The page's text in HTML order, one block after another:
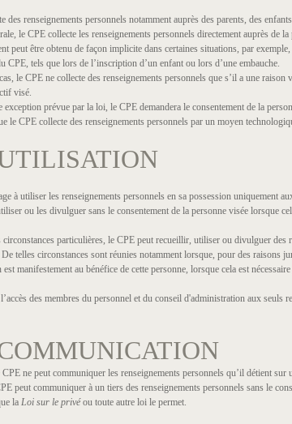
des renseignements personnels notamment auprès des parents, des
le CPE collecte les renseignements personnels directement auprès de
peut être obtenu de façon implicite dans certaines situations, par
CPE, tels que lors de l’inscription d’un enfant ou lors d’une embauche.
le CPE ne collecte des renseignements personnels que s’il a une
visé.
exception prévue par la loi, le CPE demandera le consentement de la
le CPE collecte des renseignements personnels par un moyen
à utiliser les renseignements personnels en sa possession
ou les divulguer sans le consentement de la personne visée lorsque
circonstances particulières, le CPE peut recueillir, utiliser ou divulguer des
De telles circonstances sont réunies notamment lorsque, pour des raisons
est manifestement au bénéfice de cette personne, lorsque cela est
des membres du personnel et du conseil d'administration aux seuls
ne peut communiquer les renseignements personnels qu’il détient sur
peut communiquer à un tiers des renseignements personnels sans le
la Loi sur le privéou toute autre loi le permet.